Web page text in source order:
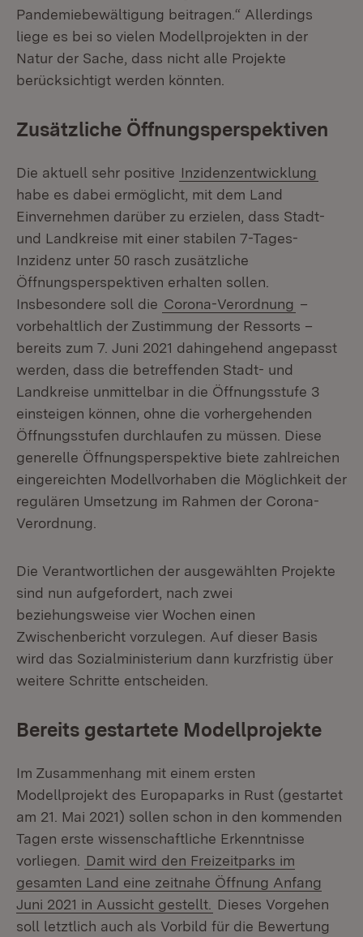
Pandemiebewältigung beitragen.“ Allerdings
liege es bei so vielen Modellprojekten in der
Natur der Sache, dass nicht alle Projekte
berücksichtigt werden könnten.
Zusätzliche Öffnungsperspektiven
Die aktuell sehr positive Inzidenzentwicklung
habe es dabei ermöglicht, mit dem Land
Einvernehmen darüber zu erzielen, dass Stadt-
und Landkreise mit einer stabilen 7-Tages-
Inzidenz unter 50 rasch zusätzliche
Öffnungsperspektiven erhalten sollen.
Insbesondere soll die Corona-Verordnung –
vorbehaltlich der Zustimmung der Ressorts –
bereits zum 7. Juni 2021 dahingehend angepasst
werden, dass die betreffenden Stadt- und
Landkreise unmittelbar in die Öffnungsstufe 3
einsteigen können, ohne die vorhergehenden
Öffnungsstufen durchlaufen zu müssen. Diese
generelle Öffnungsperspektive biete zahlreichen
eingereichten Modellvorhaben die Möglichkeit der
regulären Umsetzung im Rahmen der Corona-
Verordnung.
Die Verantwortlichen der ausgewählten Projekte
sind nun aufgefordert, nach zwei
beziehungsweise vier Wochen einen
Zwischenbericht vorzulegen. Auf dieser Basis
wird das Sozialministerium dann kurzfristig über
weitere Schritte entscheiden.
Bereits gestartete Modellprojekte
Im Zusammenhang mit einem ersten
Modellprojekt des Europaparks in Rust (gestartet
am 21. Mai 2021) sollen schon in den kommenden
Tagen erste wissenschaftliche Erkenntnisse
vorliegen.
Damit wird den Freizeitparks im
gesamten Land eine zeitnahe Öffnung Anfang
Juni 2021 in Aussicht gestellt. Dieses Vorgehen
soll letztlich auch als Vorbild für die Bewertung